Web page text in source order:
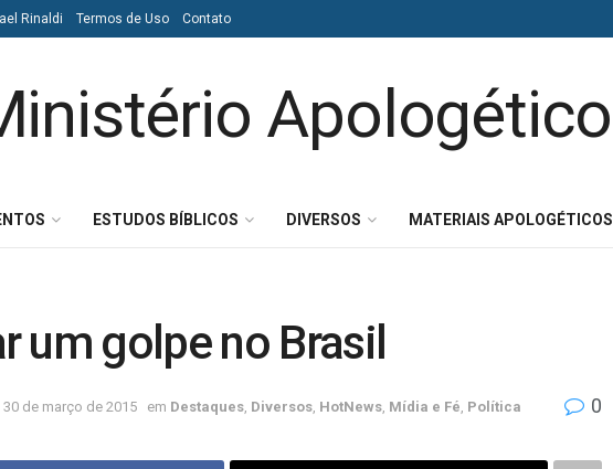
Rinaldi Termos de Uso Contato
ESTUDOS BÍBLICOS DIVERSOS MATERIAIS APOLOGÉTICOS
um golpe no Brasil
30 de março de 2015 em Destaques Diversos HotNews Mídia e Fé Política 0